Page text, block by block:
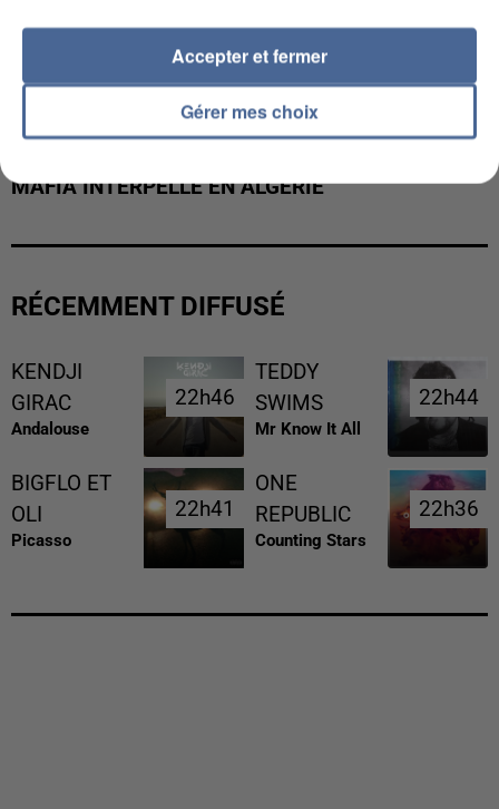
MAFIA INTERPELLÉ EN ALGÉRIE
RÉCEMMENT DIFFUSÉ
KENDJI
GIRAC
Andalouse
22h46
22h46
TEDDY
SWIMS
Mr Know It All
22h44
22h44
BIGFLO ET
OLI
Picasso
22h41
22h41
ONE
REPUBLIC
Counting Stars
22h36
22h36
Gérer mes choix
Accepter et fermer